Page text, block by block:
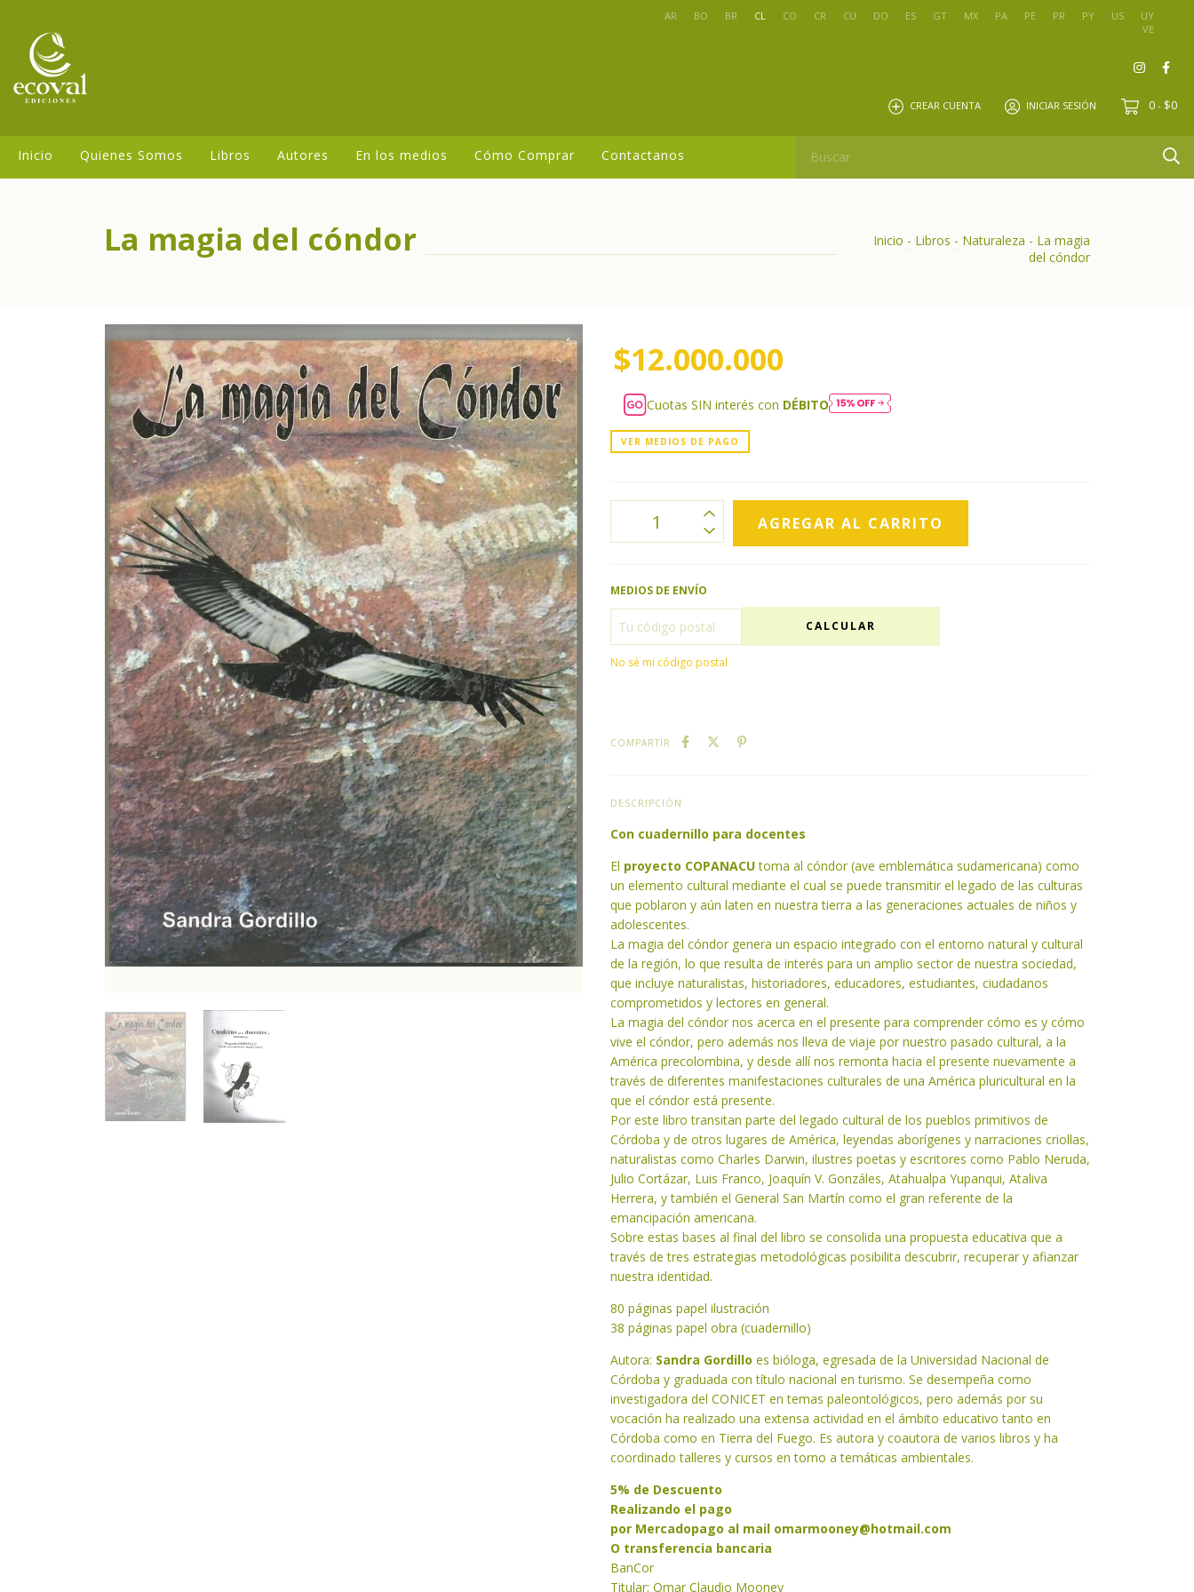
AR BO BR CL CO CR CU DO ES GT MX PA PE PR PY US
UY
VE
CREAR CUENTA INICIAR SESIÓN 0 - $0
Inicio Quienes Somos Libros Autores En los medios Cómo Comprar Contactanos
La magia del cóndor Inicio - Libros - Naturaleza - La magia
del cóndor
$12.000.000
Cuotas SIN interés con DÉBITO
VER MEDIOS DE PAGO
MEDIOS DE ENVÍO
CALCULAR
No sé mi código postal
COMPARTIR
DESCRIPCIÓN
Con cuadernillo para docentes
El proyecto COPANACUtoma al cóndor (ave emblemática sudamericana) como
un elemento cultural mediante el cual se puede transmitir el legado de las culturas
que poblaron y aún laten en nuestra tierra a las generaciones actuales de niños y
adolescentes.
La magia del cóndor genera un espacio integrado con el entorno natural y cultural
de la región, lo que resulta de interés para un amplio sector de nuestra sociedad,
que incluye naturalistas, historiadores, educadores, estudiantes, ciudadanos
comprometidos y lectores en general.
La magia del cóndor nos acerca en el presente para comprender cómo es y cómo
vive el cóndor, pero además nos lleva de viaje por nuestro pasado cultural, a la
América precolombina, y desde allí nos remonta hacia el presente nuevamente a
través de diferentes manifestaciones culturales de una América pluricultural en la
que el cóndor está presente.
Por este libro transitan parte del legado cultural de los pueblos primitivos de
Córdoba y de otros lugares de América, leyendas aborígenes y narraciones criollas,
naturalistas como Charles Darwin, ilustres poetas y escritores como Pablo Neruda,
Julio Cortázar, Luis Franco, Joaquín V. Gonzáles, Atahualpa Yupanqui, Ataliva
Herrera, y también el General San Martín como el gran referente de la
emancipación americana.
Sobre estas bases al final del libro se consolida una propuesta educativa que a
través de tres estrategias metodológicas posibilita descubrir, recuperar y afianzar
nuestra identidad.
80 páginas papel ilustración
38 páginas papel obra (cuadernillo)
Autora: Sandra Gordillo es bióloga, egresada de la Universidad Nacional de
Córdoba y graduada con título nacional en turismo. Se desempeña como
investigadora del CONICET en temas paleontológicos, pero además por su
vocación ha realizado una extensa actividad en el ámbito educativo tanto en
Córdoba como en Tierra del Fuego. Es autora y coautora de varios libros y ha
coordinado talleres y cursos en torno a temáticas ambientales.
5% de Descuento
Realizando el pago
por Mercadopago al mail omarmooney@hotmail.com
O transferencia bancaria
BanCor
Titular: Omar Claudio Mooney